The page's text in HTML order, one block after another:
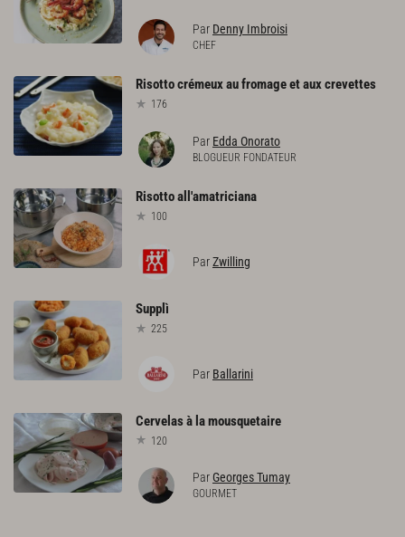
Par Denny Imbroisi
CHEF
Risottocrémeuxaufromageetauxcrevettes
176
Par Edda Onorato
BLOGUEUR FONDATEUR
Risottoall'amatriciana
100
ParZwilling
Supplì
225
Par Ballarini
Cervelasà lamousquetaire
120
ParGeorges Tumay
GOURMET